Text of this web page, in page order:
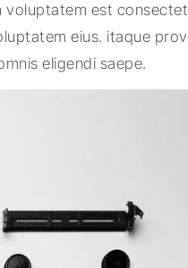
est
eius. itaque
eligendi saepe.